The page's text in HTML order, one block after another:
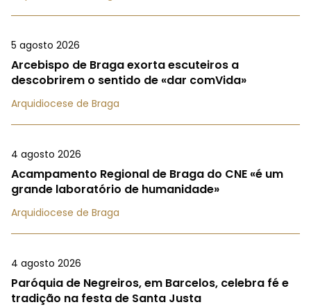
5 agosto 2026
Arcebispo de Braga exorta escuteiros a
descobrirem o sentido de «dar comVida»
Arquidiocese de Braga
4 agosto 2026
Acampamento Regional de Braga do CNE «é um
grande laboratório de humanidade»
Arquidiocese de Braga
4 agosto 2026
Paróquia de Negreiros, em Barcelos, celebra fé e
tradição na festa de Santa Justa